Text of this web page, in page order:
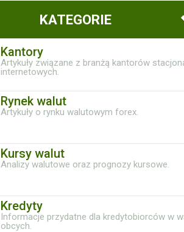
KATEGORIE
Kantory
Artykuły związane z branżą kantorów
internetowych.
Rynek walut
Artykuły o rynku walutowym forex.
Kursy walut
Analizy walutowe oraz prognozy kursowe.
Kredyty
Informacje przydatne dla kredytobiorców w
obcych.